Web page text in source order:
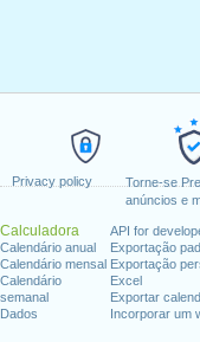
Privacy policy
Torne-se
anúncios e
Calculadora
Calendário anual
Calendário mensal
Calendário
semanal
Dados
API for
Exportação
Exportação
Excel
Exportar
Incorporar um